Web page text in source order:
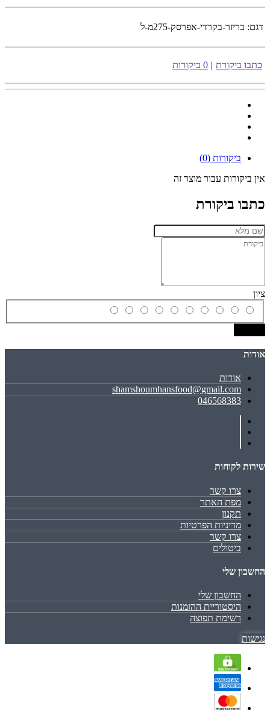
דגם: בריזר-בקרדי-אפרסק-275מ-ל
כתבו ביקורת | 0 ביקורות
ביקורות (0)
אין ביקורות עבור מוצר זה
כתבו ביקורת
ציון
אודות
אודות
shamshoumhansfood@gmail.com
046568383
שירות לקוחות
צרו קשר
מפת האתר
תקנון
מדיניות הפרטיות
צרו קשר
ביטולים
החשבון שלי
החשבון שלי
היסטוריית ההזמנות
רשימת תפוצה
נגישות